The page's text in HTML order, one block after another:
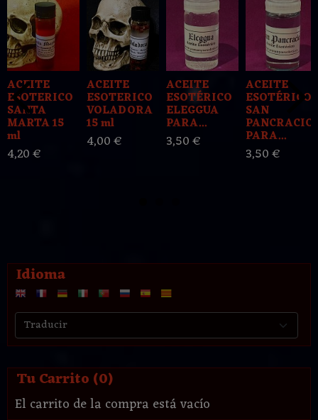
Idioma
Tu Carrito (0)
El carrito de la compra está vacío
ACEITE
ESOTERICO
SANTA
MARTA 15
ml
4,20 €
ACEITE
ESOTERICO
VOLADORA
15 ml
4,00 €
ACEITE
ESOTÉRICO
ELEGGUA
PARA...
3,50 €
ACEITE
ESOTÉRICO
SAN
PANCRACIO
PARA...
3,50 €